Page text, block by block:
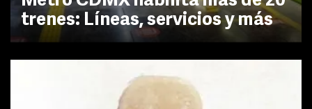
trenes: Líneas, servicios y más